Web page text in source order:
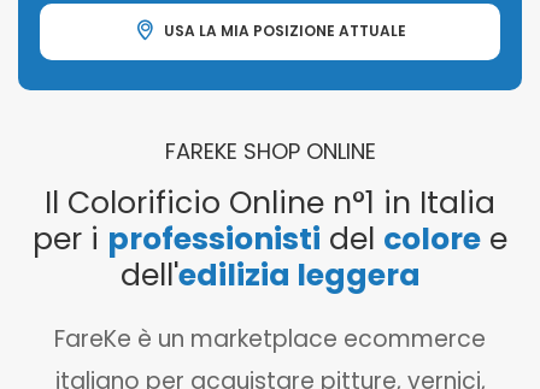
USA LA MIA POSIZIONE ATTUALE
FAREKE SHOP ONLINE
Il Colorificio Online n°1 in Italia
per i professionisti del colore e
dell'edilizia leggera
FareKe è un marketplace ecommerce
italiano per acquistare pitture, vernici,